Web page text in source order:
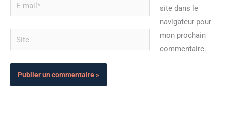
mail*
Site
site dans le
navigateur pour
mon prochain
commentaire.